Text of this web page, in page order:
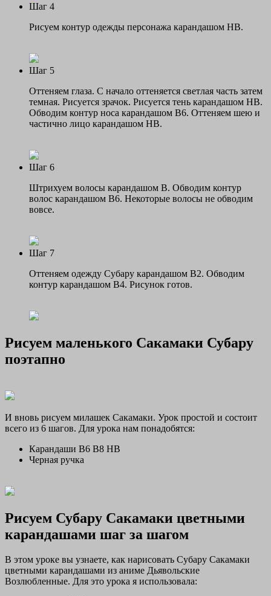
Шаг 4
Рисуем контур одежды персонажа карандашом НВ.
Шаг 5
Оттеняем глаза. С начало оттеняется светлая часть затем
темная. Рисуется зрачок. Рисуется тень карандашом НВ.
Обводим контур носа карандашом В6. Оттеняем шею и
частично лицо карандашом НВ.
Шаг 6
Штрихуем волосы карандашом В. Обводим контур
волос карандашом В6. Некоторые волосы не обводим
вовсе.
Шаг 7
Оттеняем одежду Субару карандашом В2. Обводим
контур карандашом В4. Рисунок готов.
Рисуем маленького Сакамаки Субару
поэтапно
И вновь рисуем милашек Сакамаки. Урок простой и состоит
всего из 6 шагов. Для урока нам понадобятся:
Карандаши В6 В8 НВ
Черная ручка
Рисуем Субару Сакамаки цветными
карандашами шаг за шагом
В этом уроке вы узнаете, как нарисовать Субару Сакамаки
цветными карандашами из аниме Дьявольские
Возлюбленные. Для это урока я использовала: